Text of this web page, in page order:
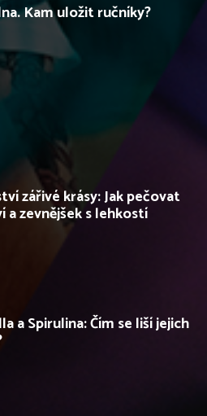
Kam uložit ručníky?
zářivé krásy: Jak pečovat
a zevnějšek s lehkostí
a Spirulina: Čím se liší jejich